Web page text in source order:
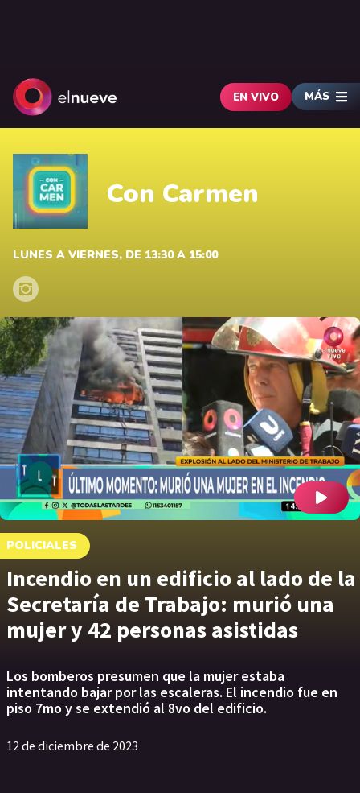
EN VIVO MÁS
Con Carmen
LUNES A VIERNES, DE 13:30 A 15:00
POLICIALES
Incendio en un edificio al lado de la
Secretaría de Trabajo: murió una
mujer y 42 personas asistidas
Los bomberos presumen que la mujer estaba
intentando bajar por las escaleras. El incendio fue en
piso 7mo y se extendió al 8vo del edificio.
12 de diciembre de 2023